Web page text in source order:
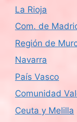
La Rioja
Com. de
Región de
Navarra
País Vasco
Comunidad
Ceuta y Melilla